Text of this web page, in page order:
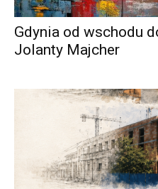
Gdynia od wschodu
Jolanty Majcher